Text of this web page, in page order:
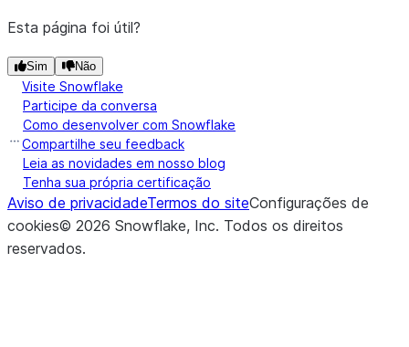
Esta página foi útil?
Sim Não
Visite Snowflake
Participe da conversa
Como desenvolver com Snowflake
Compartilhe seu feedback
Leia as novidades em nosso blog
Tenha sua própria certificação
Aviso de privacidadeTermos do siteConfigurações de
cookies© 2026 Snowflake, Inc. Todos os direitos
reservados.